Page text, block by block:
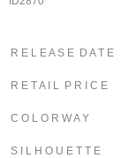
R E L E A S E D A T E
R E T A I L P R I C E
C O L O R W A Y
S I L H O U E T T E